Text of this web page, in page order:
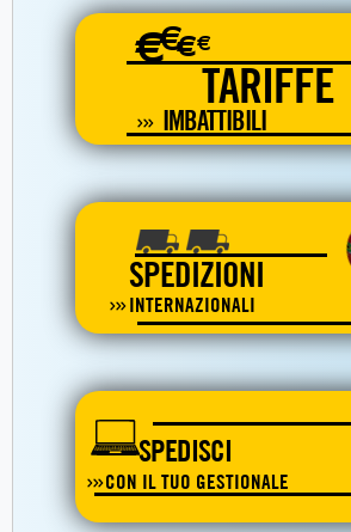
€€€€
TARIFFE
IMBATTIBILI
SPEDIZIONI
INTERNAZIONALI
SPEDISCI
CON IL TUO GESTIONALE